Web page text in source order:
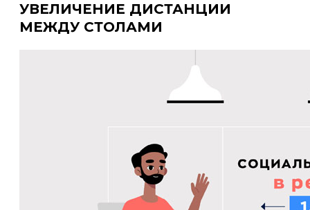
УВЕЛИЧЕНИЕ ДИСТАНЦИИ
МЕЖДУ СТОЛАМИ